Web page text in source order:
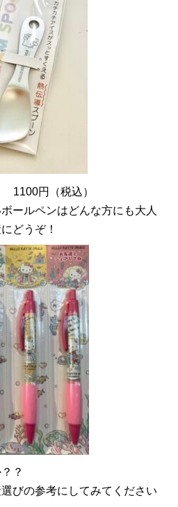
1100円（税込）
ールペンはどんな方にも大人
どうぞ！
？
びの参考にしてみてください